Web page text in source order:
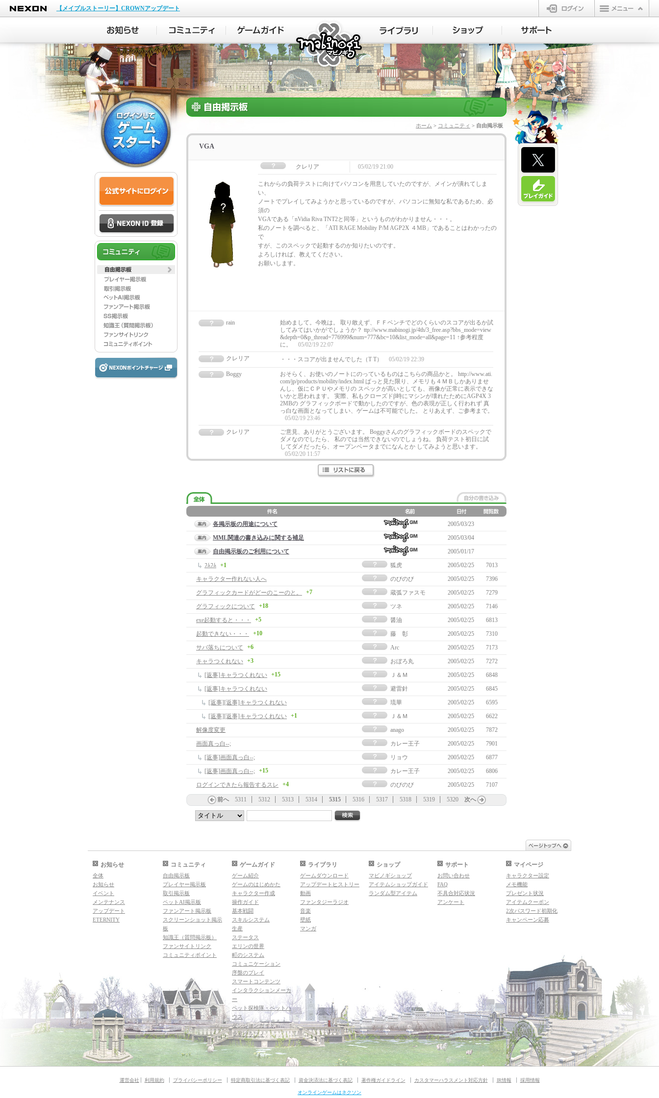
NEXON
【メイプルストーリー】CROWNアップデート
ログイン
マビノギ
ホーム > コミュニティ > 自由掲示板
VGA
クレリア 05/02/19 21:00
これからの負荷テストに向けてパソコンを用意していたのですが、メインが潰れてしま
い、
ノートでプレイしてみようかと思っているのですが、パソコンに無知な私であるため、必
須の
VGAである「nVidia Riva TNT2と同等」というものがわかりません・・・。
私のノートを調べると、「ATI RAGE Mobility P/M AGP2X ４MB」であることはわかったの
で
すが、このスペックで起動するのか知りたいのです。
よろしければ、教えてください。
お願いします。
rain
始めまして。今晩は。 取り敢えず、ＦＦベンチでどのくらいのスコアが出るか試
してみてはいかがでしょうか？ ttp://www.mabinogi.jp/4th/3_free.asp?bbs_mode=view
&depth=0&p_thread=776999&num=777&bc=10&list_mode=all&page=11 ↑参考程度
に。
05/02/19 22:07
クレリア
・・・スコアが出ませんでした（T T） 05/02/19 22:39
Boggy
おそらく、お使いのノートにのっているものはこちらの商品かと。 http://www.ati.
com/jp/products/mobility/index.html ぱっと見た限り、メモリも４ＭＢしかありませ
んし、仮にＣＰＵやメモリの スペックが高いとしても、画像が正常に表示できな
いかと思われます。 実際、私もクローズドβ時にマシンが壊れたためにAGP4X 3
2MBの グラフィックボードで動かしたのですが、色の表現が正しく行われず 真
っ白な画面となってしまい、ゲームは不可能でした。 とりあえず、ご参考まで。
05/02/19 23:46
クレリア
ご意見、ありがとうございます。 Boggyさんのグラフィックボードのスペックで
ダメなのでしたら、 私のでは当然できないのでしょうね。 負荷テスト初日に試
してダメだったら、オープンベータまでになんとか してみようと思います。
05/02/20 11:57
各掲示板の用途について
2005/03/23
MML関連の書き込みに関する補足
2005/03/04
自由掲示板のご利用について
2005/01/17
ﾌﾑﾌﾑ +1 狐虎 2005/02/25
7013
キャラクター作れない人へ
のびのび 2005/02/25
7396
グラフィックカードがどーのこーのと。
+7 蔵弧ファスモ 2005/02/25
7279
グラフィックについて
+18 ツネ 2005/02/25
7146
exe起動すると・・・
+5 醤油 2005/02/25
6813
起動できない・・・
+10 藤 彰 2005/02/25
7310
サバ落ちについて
+6 Arc 2005/02/25
7173
キャラつくれない +3 おぼろ丸 2005/02/25
7272
[返事]キャラつくれない +15 Ｊ＆Ｍ 2005/02/25
6848
[返事]キャラつくれない
避雷針 2005/02/25
6845
[返事][返事]キャラつくれない
琉華 2005/02/25
6595
[返事][返事]キャラつくれない +1 Ｊ＆Ｍ 2005/02/25
6622
解像度変更
anago 2005/02/25
7872
画面真っ白--;
カレー王子 2005/02/25
7901
[返事]画面真っ白--;
リョウ 2005/02/25
6877
[返事]画面真っ白--; +15 カレー王子 2005/02/25
6806
ログインできたら報告するスレ
+4 のびのび 2005/02/25 7107
前へ 5311 5312 5313 5314 5315 5316 5317 5318 5319 5320 次へ
お知らせ
全体
お知らせ
イベント
メンテナンス
アップデート
ETERNITY
コミュニティ
自由掲示板
プレイヤー掲示板
取引掲示板
ペットAI掲示板
ファンアート掲示板
スクリーンショット掲示
板
知識王（質問掲示板）
ファンサイトリンク
コミュニティポイント
ゲームガイド
ゲーム紹介
ゲームのはじめかた
キャラクター作成
操作ガイド
基本戦闘
スキルシステム
生産
ステータス
エリンの世界
町のシステム
コミュニケーション
序盤のプレイ
スマートコンテンツ
インタラクションメーカ
ー
ペット探検隊・ペットハ
ウス
ダンジョンガイド
マギグラフィ
ライブラリ
ゲームダウンロード
アップデートヒストリー
動画
ファンタジーラジオ
音楽
壁紙
マンガ
ショップ
マビノギショップ
アイテムショップガイド
ランダム型アイテム
サポート
お問い合わせ
FAQ
不具合対応状況
アンケート
マイページ
キャラクター設定
メモ機能
プレゼント状況
アイテムクーポン
2次パスワード初期化
キャンペーン応募
運営会社 利用規約 プライバシーポリシー 特定商取引法に基づく表記 資金決済法に基づく表記 著作権ガイドライン カスタマーハラスメント対応方針 IR情報 採用情報
オンラインゲームはネクソン